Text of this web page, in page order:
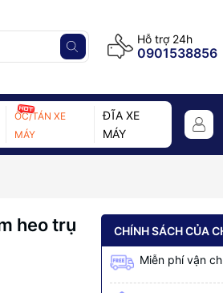
Hỗ trợ 24h
0901538856
ỐC/TÁN XE
MÁY
ĐĨA XE
MÁY
heo trụ
CHÍNH SÁCH CỦA
Miễn phí vận